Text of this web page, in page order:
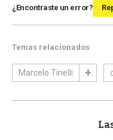
¿Encontraste un error?
Temas relacionados
Marcelo Tinelli